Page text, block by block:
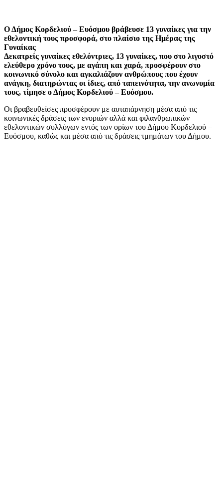
Ο Δήμος Κορδελιού – Ευόσμου βράβευσε 13 γυναίκες για την
εθελοντική τους προσφορά, στο πλαίσιο της Ημέρας της
Γυναίκας
Δεκατρείς γυναίκες εθελόντριες, 13 γυναίκες, που στο λιγοστό
ελεύθερο χρόνο τους, με αγάπη και χαρά, προσφέρουν στο
κοινωνικό σύνολο και αγκαλιάζουν ανθρώπους που έχουν
ανάγκη, διατηρώντας οι ίδιες, από ταπεινότητα, την ανωνυμία
τους, τίμησε ο Δήμος Κορδελιού – Ευόσμου.
Οι βραβευθείσες προσφέρουν με αυταπάρνηση μέσα από τις
κοινωνικές δράσεις των ενοριών αλλά και φιλανθρωπικών
εθελοντικών συλλόγων εντός των ορίων του Δήμου Κορδελιού –
Ευόσμου, καθώς και μέσα από τις δράσεις τμημάτων του Δήμου.